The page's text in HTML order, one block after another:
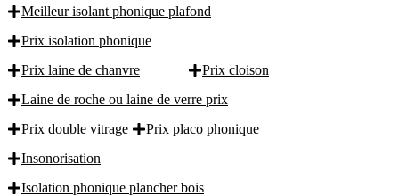
Meilleur isolant phonique plafond
Prix isolation phonique
Prix laine de chanvre
Prix cloison
Laine de roche ou laine de verre prix
Prix double vitrage
Prix placo phonique
Insonorisation
Isolation phonique plancher bois